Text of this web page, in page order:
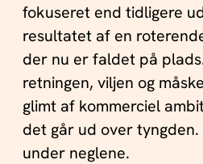
fokuseret end tidligere
resultatet af en
der nu er faldet på
retningen, viljen og
glimt af kommerciel
det går ud over
under neglene.